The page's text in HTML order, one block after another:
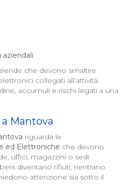
aziendali.
che devono smaltire
collegati all’attività
accumuli e rischi legati a una
Mantova
riguarda le
ed Elettroniche che devono
uffici, magazzini o sedi
diventano rifiuti, rientrano
attenzione sia sotto il